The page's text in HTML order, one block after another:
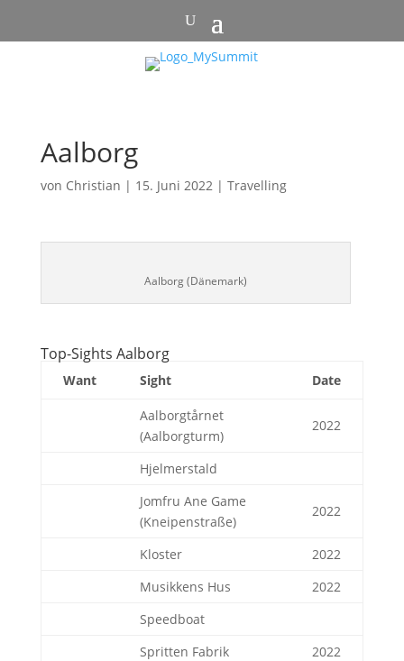
Aalborg
von Christian | 15. Juni 2022| Travelling
Aalborg (Dänemark)
Top-Sights Aalborg
Want Sight Date
Aalborgtårnet
(Aalborgturm)
2022
Hjelmerstald
Jomfru Ane Game
(Kneipenstraße)
2022
Kloster
2022
Musikkens Hus
2022
Speedboat
Spritten Fabrik
2022